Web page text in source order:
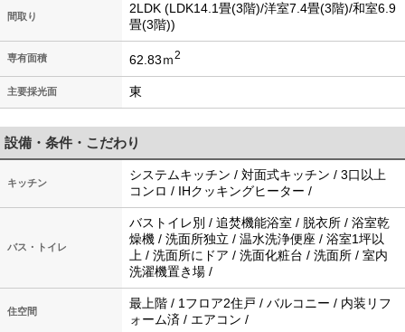
間取り
2LDK (LDK14.1畳(3階)/洋室7.4畳(3階)/和室6.9
畳(3階))
専有面積 62.83ｍ2
主要採光面 東
設備・条件・こだわり
キッチン
システムキッチン / 対面式キッチン / 3口以上
コンロ / IHクッキングヒーター /
バス・トイレ
バストイレ別 / 追焚機能浴室 / 脱衣所 / 浴室乾
燥機 / 洗面所独立 / 温水洗浄便座 / 浴室1坪以
上 / 洗面所にドア / 洗面化粧台 / 洗面所 / 室内
洗濯機置き場 /
住空間
最上階 / 1フロア2住戸 / バルコニー / 内装リフ
ォーム済 / エアコン /